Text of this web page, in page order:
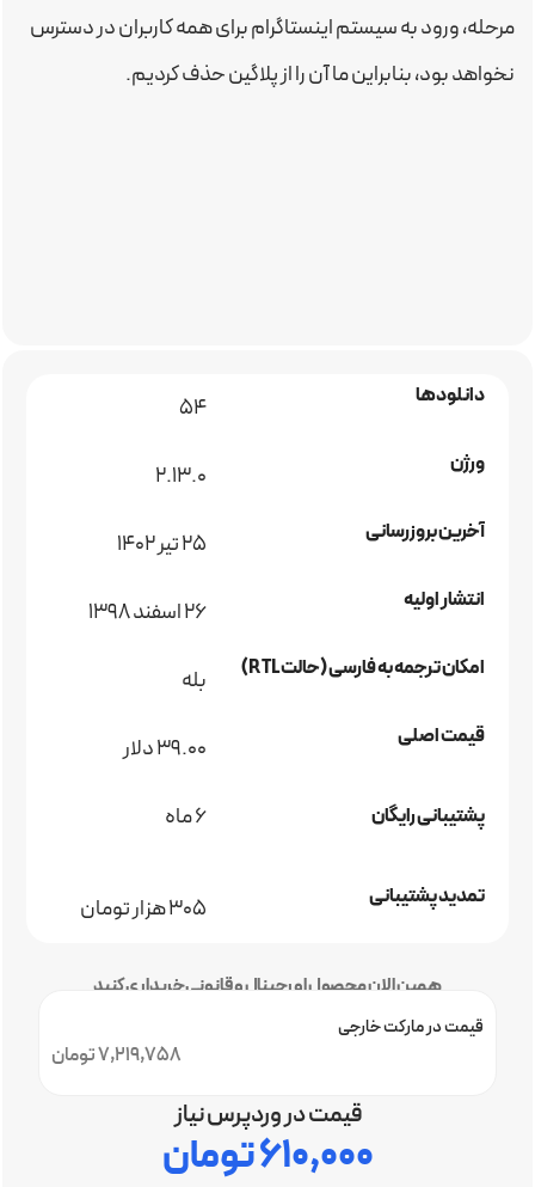
مرحله، ورود به سیستم اینستاگرام برای همه کاربران در دسترس
نخواهد بود، بنابراین ما آن را از پلاگین حذف کردیم.
دانلودها 54
ورژن 2.13.0
آخرین بروزرسانی 25 تیر 1402
انتشار اولیه 26 اسفند 1398
امکان ترجمه به فارسی (حالت RTL) بله
قیمت اصلی 39.00 دلار
پشتیبانی رایگان 6 ماه
تمدید پشتیبانی 305 هزار تومان
همین الان محصول اورجینال و قانونی خریداری کنید
7,219,758 تومان
قیمت در مارکت خارجی
قیمت در وردپرس نیاز
۶۱۰,۰۰۰تومان